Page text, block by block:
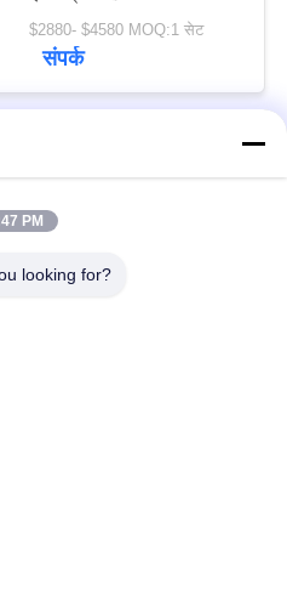
600C
$2880- $4580 MOQ:1 सेट
संपर्क
PM
looking for?